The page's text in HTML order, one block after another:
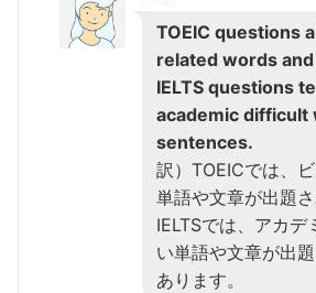
TOEIC questions
related words
IELTS questions
academic difficult
sentences.
訳）TOEICでは、
単語や文章が出題さ
IELTSでは、アカデ
い単語や文章が出
あります。